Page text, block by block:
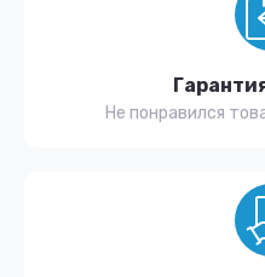
Не понравился